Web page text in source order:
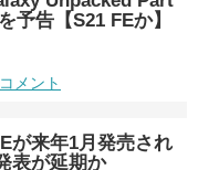
予告【S21 FEか】
メント
が来年1月発売され
表が延期か